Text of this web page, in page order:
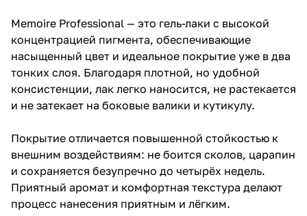
Memoire Professional — это гель-лаки с высокой
концентрацией пигмента, обеспечивающие
насыщенный цвет и идеальное покрытие уже в два
тонких слоя. Благодаря плотной, но удобной
консистенции, лак легко наносится, не растекается
и не затекает на боковые валики и кутикулу.
Покрытие отличается повышенной стойкостью к
внешним воздействиям: не боится сколов, царапин
и сохраняется безупречно до четырёх недель.
Приятный аромат и комфортная текстура делают
процесс нанесения приятным и лёгким.